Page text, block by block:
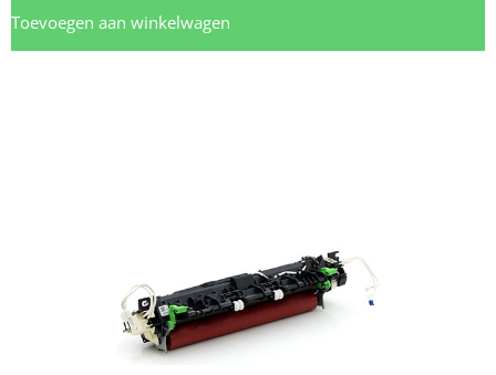
Toevoegen aan winkelwagen